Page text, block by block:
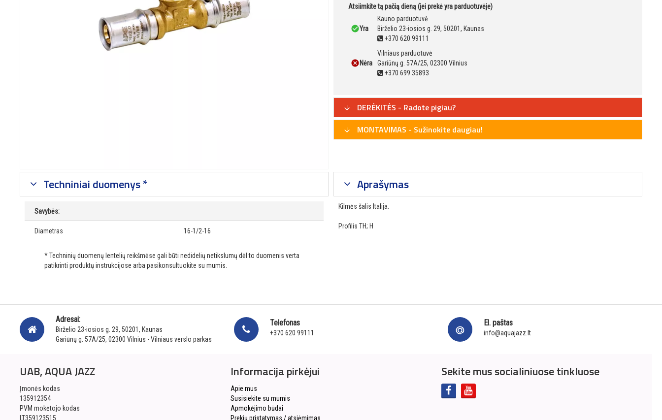
Atsiimkite tą pačią dieną (jei prekė yra parduotuvėje)
Yra
Kauno parduotuvė
Birželio 23-iosios g. 29, 50201, Kaunas
+370 620 99111
Nėra
Vilniaus parduotuvė
Gariūnų g. 57A/25, 02300 Vilnius
+370 699 35893
DERĖKITĖS - Radote pigiau?
MONTAVIMAS - Sužinokite daugiau!
Techniniai duomenys *
Savybės:
Diametras 16-1/2-16
* Techninių duomenų lentelių reikšmėse gali būti nedidelių netikslumų dėl to duomenis verta
patikrinti produktų instrukcijose arba pasikonsultuokite su mumis.
Aprašymas
Kilmės šalis Italija.
Profilis TH; H
Adresai:
Birželio 23-iosios g. 29, 50201, Kaunas
Gariūnų g. 57A/25, 02300 Vilnius - Vilniaus verslo parkas
Telefonas
+370 620 99111
El. paštas
info@aquajazz.lt
UAB, AQUA JAZZ
Įmonės kodas
135912354
PVM mokėtojo kodas
LT359123515
Informacija pirkėjui
Apie mus
Susisiekite su mumis
Apmokėjimo būdai
Prekių pristatymas / atsiėmimas
Sekite mus socialiniuose tinkluose